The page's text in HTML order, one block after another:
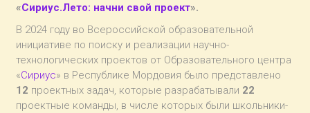
«Сириус.Лето: начни свой проект».
В 2024 году во Всероссийской образовательной
инициативе по поиску и реализации научно-
технологических проектов от Образовательного центра
«Сириус» в Республике Мордовия было представлено
12 проектных задач, которые разрабатывали 22
проектные команды, в числе которых были школьники-